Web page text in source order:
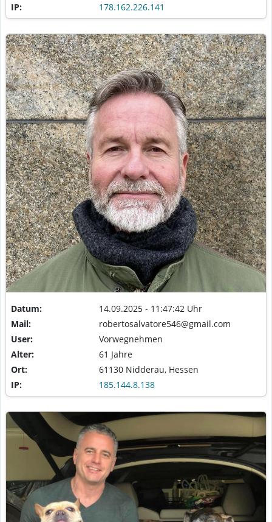
IP:
178.162.226.141
Datum:
14.09.2025 - 11:47:42 Uhr
Mail:
robertosalvatore546@gmail.com
User:
Vorwegnehmen
Alter:
61 Jahre
Ort:
61130 Nidderau, Hessen
IP:
185.144.8.138